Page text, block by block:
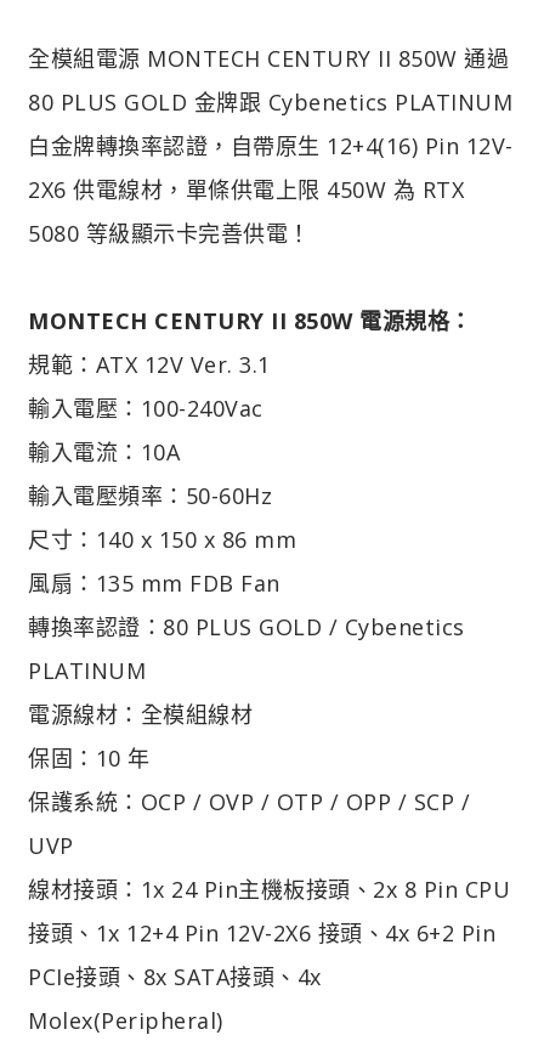
全模組電源 MONTECH CENTURY II 850W 通過
80 PLUS GOLD 金牌跟 Cybenetics PLATINUM
白金牌轉換率認證，自帶原生 12+4(16) Pin 12V-
2X6 供電線材，單條供電上限 450W 為 RTX
5080 等級顯示卡完善供電！
MONTECH CENTURY II 850W 電源規格：
規範：ATX 12V Ver. 3.1
輸入電壓：100-240Vac
輸入電流：10A
輸入電壓頻率：50-60Hz
尺寸：140 x 150 x 86 mm
風扇：135 mm FDB Fan
轉換率認證：80 PLUS GOLD / Cybenetics
PLATINUM
電源線材：全模組線材
保固：10 年
保護系統：OCP / OVP / OTP / OPP / SCP /
UVP
線材接頭：1x 24 Pin主機板接頭、2x 8 Pin CPU
接頭、1x 12+4 Pin 12V-2X6 接頭、4x 6+2 Pin
PCIe接頭、8x SATA接頭、4x
Molex(Peripheral)